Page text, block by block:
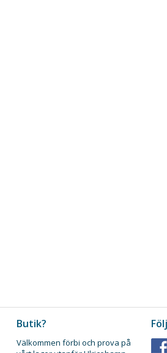
Butik?
Välkommen förbi och prova på